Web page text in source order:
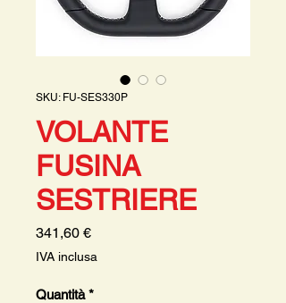
SKU: FU-SES330P
VOLANTE
FUSINA
SESTRIERE
341,60 €Prezzo
IVA inclusa
Quantità *